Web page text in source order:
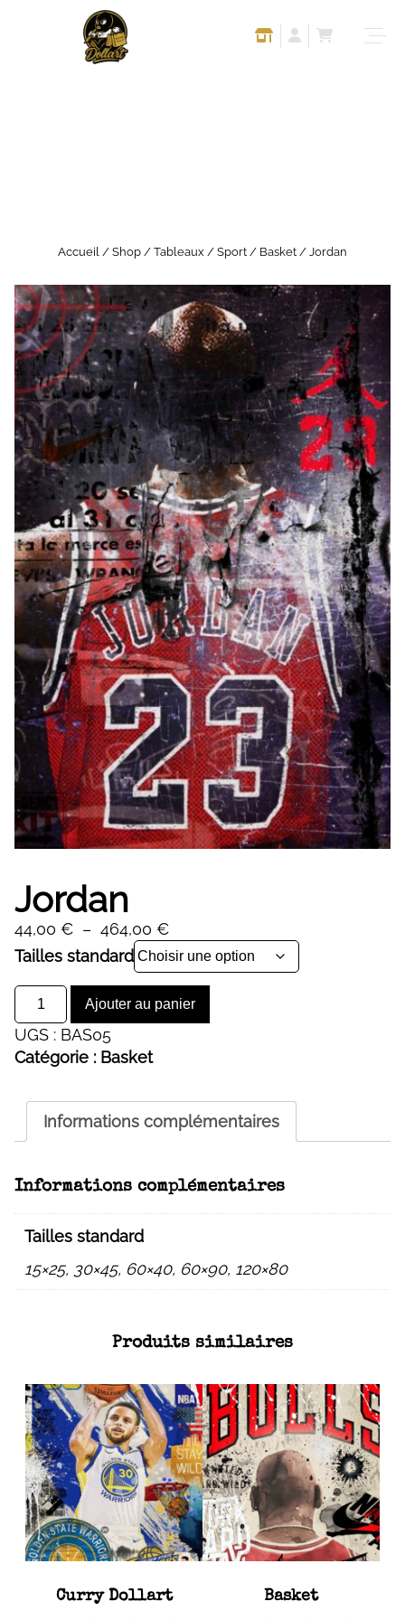
Accueil / Shop / Tableaux / Sport / Basket / Jordan
Jordan
44,00 € – 464,00 €Plage
de
prix :
44,00 €
à
Tailles standard
quantité
de
Jordan
Ajouter au panier
Alternative:
UGS : BAS05
Catégorie : Basket
Informations complémentaires
Informations complémentaires
Tailles standard
15×25, 30×45, 60×40, 60×90, 120×80
Produits similaires
Curry Dollart
Basket